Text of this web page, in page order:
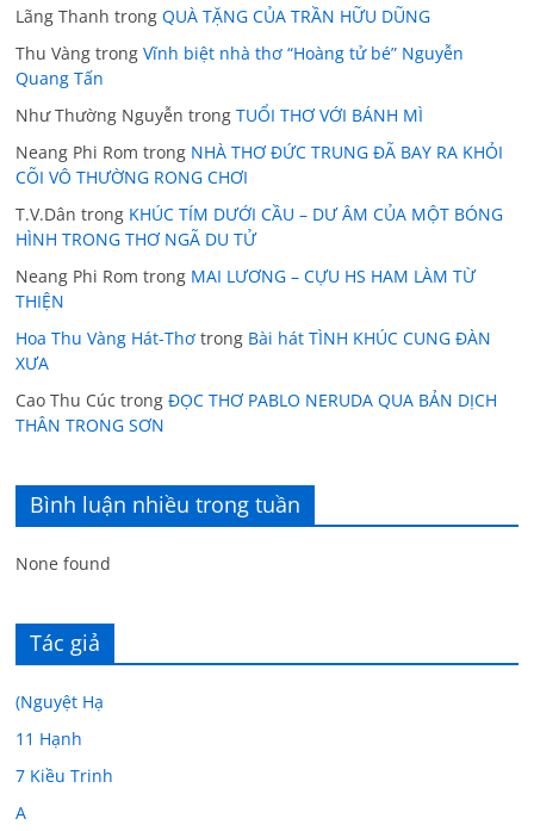
Lãng Thanh trongQUÀ TẶNG CỦA TRẦN HỮU DŨNG
Thu Vàng trongVĩnh biệt nhà thơ “Hoàng tử bé” Nguyễn
Quang Tấn
Như Thường Nguyễn trongTUỔI THƠ VỚI BÁNH MÌ
Neang Phi Rom trong NHÀ THƠ ĐỨC TRUNG ĐÃ BAY RA KHỎI
CÕI VÔ THƯỜNG RONG CHƠI
T.V.Dân trong KHÚC TÍM DƯỚI CẦU – DƯ ÂM CỦA MỘT BÓNG
HÌNH TRONG THƠ NGÃ DU TỬ
Neang Phi Rom trong MAI LƯƠNG – CỰU HS HAM LÀM TỪ
THIỆN
Hoa Thu Vàng Hát-Thơ trong Bài hát TÌNH KHÚC CUNG ĐÀN
XƯA
Cao Thu Cúc trongĐỌC THƠ PABLO NERUDA QUA BẢN DỊCH
THÂN TRONG SƠN
Bình luận nhiều trong tuần
None found
Tác giả
(Nguyệt Hạ
11 Hạnh
7 Kiều Trinh
A